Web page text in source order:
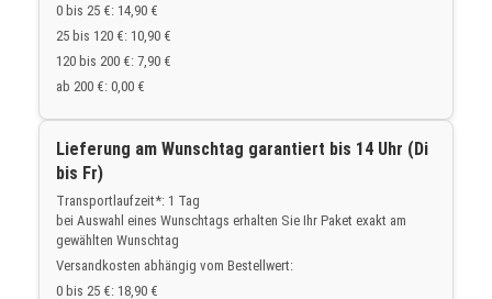
0 bis 25 €: 14,90 €
25 bis 120 €: 10,90 €
120 bis 200 €: 7,90 €
ab 200 €: 0,00 €
Lieferung am Wunschtag garantiert bis 14 Uhr (Di
bis Fr)
Transportlaufzeit*: 1 Tag
bei Auswahl eines Wunschtags erhalten Sie Ihr Paket exakt am
gewählten Wunschtag
Versandkosten abhängig vom Bestellwert:
0 bis 25 €: 18,90 €